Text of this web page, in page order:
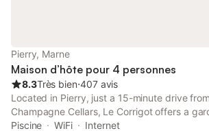
Pierry, Marne
Maison d’hôte pour 4 personnes
8.3Très bien⋅407 avis
Located in Pierry, just a 15-minute drive
Champagne Cellars, Le Corrigot offers a
communal TV lounge with a fireplace. Reims
Piscine WiFi
Internet